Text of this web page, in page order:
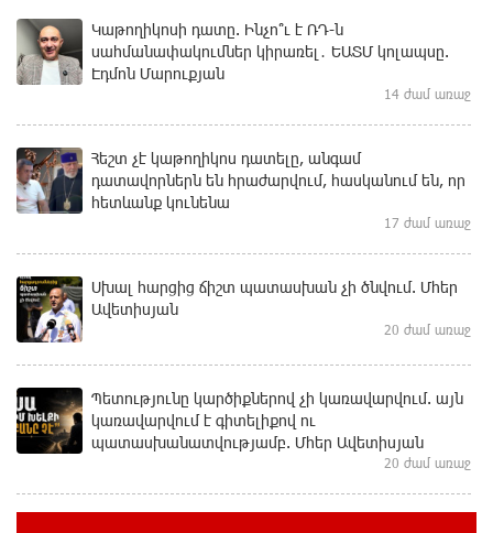
Կաթողիկոսի դատը. Ինչո՞ւ է ՌԴ-ն
սահմանափակումներ կիրառել․ ԵԱՏՄ կոլապսը.
Էդմոն Մարուքյան
14 ժամ առաջ
Հեշտ չէ կաթողիկոս դատելը, անգամ
դատավորներն են հրաժարվում, հասկանում են, որ
հետևանք կունենա
17 ժամ առաջ
Սխալ հարցից ճիշտ պատասխան չի ծնվում. Մհեր
Ավետիսյան
20 ժամ առաջ
Պետությունը կարծիքներով չի կառավարվում. այն
կառավարվում է գիտելիքով ու
պատասխանատվությամբ. Մհեր Ավետիսյան
20 ժամ առաջ